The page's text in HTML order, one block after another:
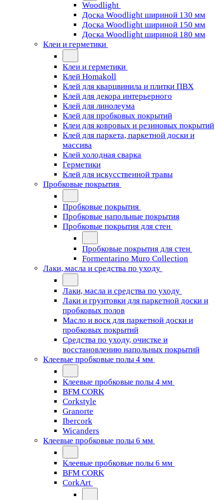
Woodlight
Доска Woodlight шириной 130 мм
Доска Woodlight шириной 150 мм
Доска Woodlight шириной 180 мм
Клеи и герметики
Клеи и герметики
Клей Homakoll
Клей для кварцвинила и плитки ПВХ
Клей для декора интерьерного
Клей для линолеума
Клей для пробковых покрытий
Клеи для ковровых и резиновых покрытий
Клей для паркета, паркетной доски и
массива
Клей холодная сварка
Герметики
Клей для искусственной травы
Пробковые покрытия
Пробковые покрытия
Пробковые напольные покрытия
Пробковые покрытия для стен
Пробковые покрытия для стен
Formentarino Muro Collection
Лаки, масла и средства по уходу
Лаки, масла и средства по уходу
Лаки и грунтовки для паркетной доски и
пробковых полов
Масло и воск для паркетной доски и
пробковых покрытий
Средства по уходу, очистке и
восстановлению напольных покрытий
Клеевые пробковые полы 4 мм
Клеевые пробковые полы 4 мм
BFM CORK
Corkstyle
Granorte
Ibercork
Wicanders
Клеевые пробковые полы 6 мм
Клеевые пробковые полы 6 мм
BFM CORK
CorkArt